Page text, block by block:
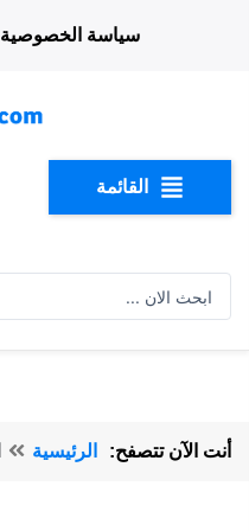
سياسة الخصوصية
القائمة
أنت الآن تتصفح: الرئيسية